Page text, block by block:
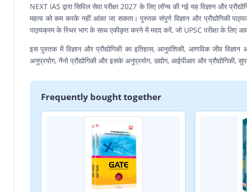
NEXT IAS द्वारा सिविल सेवा परीक्षा 2027 के लिए लॉन्च की गई यह विज्ञान और
महत्व को कम करके नहीं आंका जा सकता। पुस्तक संपूर्ण विज्ञान और प्रौद्योगिकी
पाठ्यक्रम के स्थिर भाग के साथ एकीकृत करने में मदद करें, जो UPSC परीक्षा के लिए
इस पुस्तक में विज्ञान और प्रौद्योगिकी का इतिहास, आनुवंशिकी, आणविक जीव
अनुप्रयोग, नैनो प्रौद्योगिकी और इसके अनुप्रयोग, उद्योग, आईपीआर और
Frequently bought together